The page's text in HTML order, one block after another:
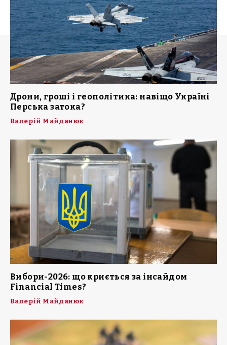
Дрони, гроші і геополітика: навіщо Україні
Перська затока?
Валерій Майданюк
Вибори-2026: що криється за інсайдом
Financial Times?
Валерій Майданюк